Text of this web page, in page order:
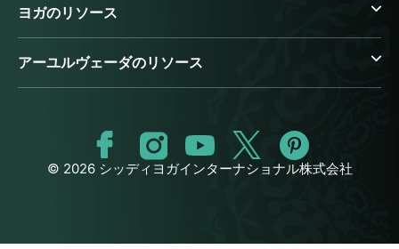
ヨガのリソース
アーユルヴェーダのリソース
© 2026 シッディヨガインターナショナル株式会社